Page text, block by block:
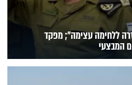
ללחימה עצימה"; מפקד
המבצעי